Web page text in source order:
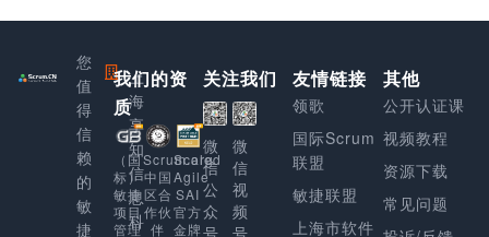
您
值
得
信
赖
的
敏
捷
上
海
享
知
信
息
科
我们的资
质
（国
标）
敏捷
项目
管理
Scrum.org
中国
区合
作伙
伴
Scaled
Agile
SAI
官方
金牌
关注我们
微
信
公
众
号
微
信
视
频
号
友情链接
领歌
国际Scrum
联盟
敏捷联盟
上海市软件
其他
公开认证课
视频教程
资源下载
常见问题